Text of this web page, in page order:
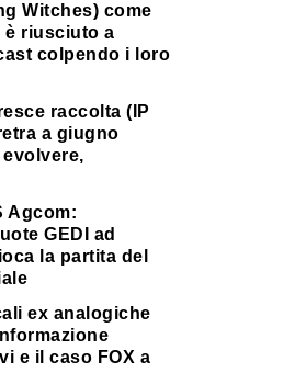
Witches) come
riusciuto a
colpendo i loro
raccolta (IP
a giugno
evolvere,
Agcom:
GEDI ad
la partita del
ex analogiche
e il caso FOX a